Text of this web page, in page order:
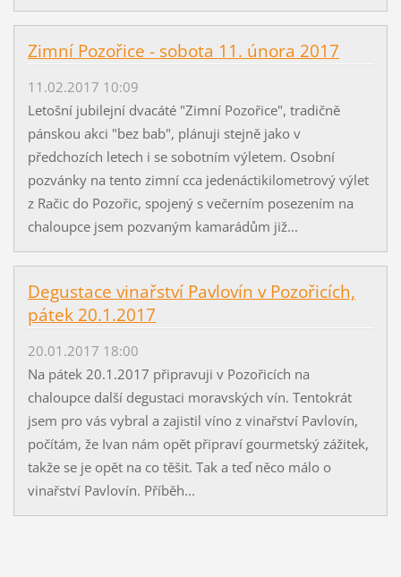
Zimní Pozořice - sobota 11. února 2017
11.02.2017 10:09
Letošní jubilejní dvacáté "Zimní Pozořice", tradičně
pánskou akci "bez bab", plánuji stejně jako v
předchozích letech i se sobotním výletem. Osobní
pozvánky na tento zimní cca jedenáctikilometrový výlet
z Račic do Pozořic, spojený s večerním posezením na
chaloupce jsem pozvaným kamarádům již...
Degustace vinařství Pavlovín v Pozořicích,
pátek 20.1.2017
20.01.2017 18:00
Na pátek 20.1.2017 připravuji v Pozořicích na
chaloupce další degustaci moravských vín. Tentokrát
jsem pro vás vybral a zajistil víno z vinařství Pavlovín,
počítám, že Ivan nám opět připraví gourmetský zážitek,
takže se je opět na co těšit. Tak a teď něco málo o
vinařství Pavlovín. Příběh...